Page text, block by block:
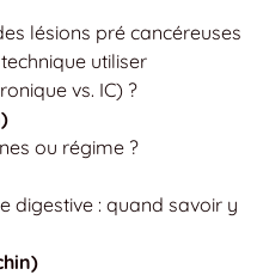
lésions pré cancéreuses
utiliser
vs. IC) ?
ou régime ?
digestive : quand savoir y